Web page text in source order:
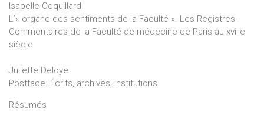
Isabelle Coquillard
L’« organe des sentiments de la Faculté ». Les Registres-
Commentaires de la Faculté de médecine de Paris au xviiie
siècle
Juliette Deloye
Postface. Écrits, archives, institutions
Résumés